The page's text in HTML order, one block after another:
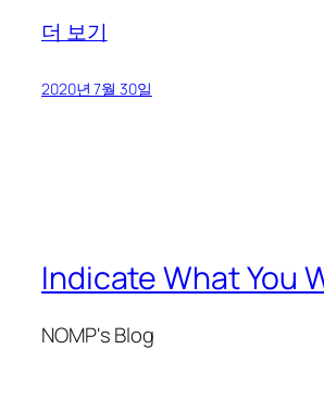
더 보기
2020년 7월 30일
Indicate What You
NOMP's Blog